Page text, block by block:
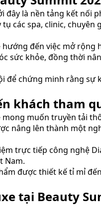
đây là nền tảng kết
các spa, clinic,
hướng đến việc mở
sức khỏe, đồng thời
để chứng minh rằng
khách tham
mong muốn truyền tải
nâng lên thành một
trực tiếp công nghệ
Nam.
được thiết kế tỉ mỉ
tại Beauty